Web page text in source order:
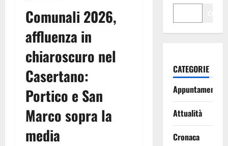
Comunali 2026,
affluenza in
chiaroscuro nel
Casertano:
Portico e San
Marco sopra la
media
CATEGORIE
Appuntamenti
Attualità
Cronaca